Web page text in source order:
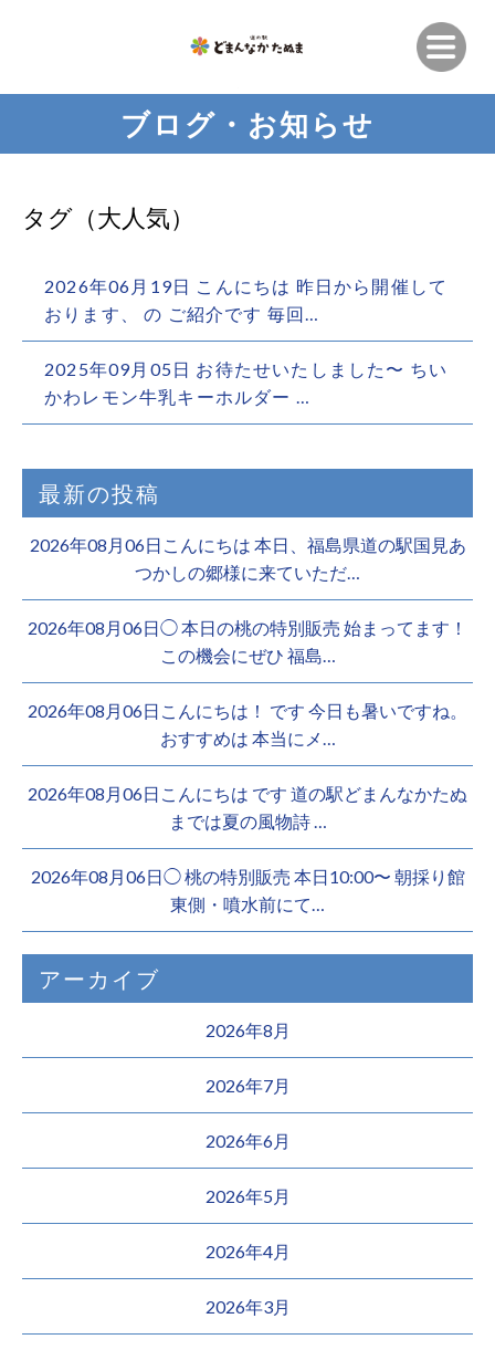
ブログ・お知らせ
タグ（大人気）
2026年06月19日 こんにちは 昨日から開催して
おります、 の ご紹介です 毎回…
2025年09月05日 お待たせいたしました〜️ ちい
かわレモン牛乳キーホルダー️ …
最新の投稿
2026年08月06日こんにちは 本日、福島県道の駅国見あ
つかしの郷様に来ていただ…
2026年08月06日◯ 本日の桃の特別販売 始まってます！
この機会にぜひ 福島…
2026年08月06日こんにちは！ です 今日も暑いですね。
おすすめは 本当にメ…
2026年08月06日こんにちは︎ です️ 道の駅どまんなかたぬ
までは夏の風物詩 …
2026年08月06日◯ 桃の特別販売 本日10:00〜 朝採り館
東側・噴水前にて…
アーカイブ
2026年8月
2026年7月
2026年6月
2026年5月
2026年4月
2026年3月